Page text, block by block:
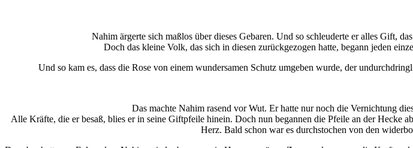
Nahim ärgerte sich maßlos über dieses Gebaren. Und so schleuderte er alles Gift,
Doch das kleine Volk, das sich in diesen zurückgezogen hatte, begann jeden
Und so kam es, dass die Rose von einem wundersamen Schutz umgeben wurde, der
Das machte Nahim rasend vor Wut. Er hatte nur noch die Vernichtung
Alle Kräfte, die er besaß, blies er in seine Giftpfeile hinein. Doch nun begannen die Pfeile an der Hecke
Herz. Bald schon war es durchstochen von den